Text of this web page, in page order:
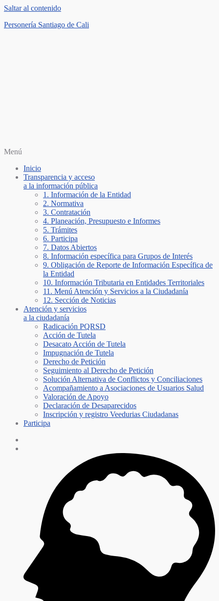
Saltar al contenido
Personería Santiago de Cali
Menú
Inicio
Transparencia y acceso
a la información pública
1. Información de la Entidad
2. Normativa
3. Contratación
4. Planeación, Presupuesto e Informes
5. Trámites
6. Participa
7. Datos Abiertos
8. Información específica para Grupos de Interés
9. Obligación de Reporte de Información Específica de
la Entidad
10. Información Tributaria en Entidades Territoriales
11. Menú Atención y Servicios a la Ciudadanía
12. Sección de Noticias
Atención y servicios
a la ciudadanía
Radicación PQRSD
Acción de Tutela
Desacato Acción de Tutela
Impugnación de Tutela
Derecho de Petición
Seguimiento al Derecho de Petición
Solución Alternativa de Conflictos y Conciliaciones
Acompañamiento a Asociaciones de Usuarios Salud
Valoración de Apoyo
Declaración de Desaparecidos
Inscripción y registro Veedurias Ciudadanas
Participa